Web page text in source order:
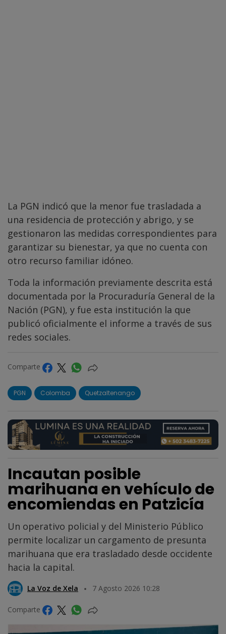
La PGN indicó que la menor fue trasladada a
una residencia de protección y abrigo, y se
gestionaron las medidas correspondientes para
garantizar su bienestar, ya que no cuenta con
otro recurso familiar idóneo.
Toda la información previamente descrita está
documentada por la Procuraduría General de la
Nación (PGN), y fue esta institución la que
publicó oficialmente el informe a través de sus
redes sociales.
Comparte
PGN Colomba Quetzaltenango
Incautan posible
marihuana en vehículo de
encomiendas en Patzicía
Un operativo policial y del Ministerio Público
permite localizar un cargamento de presunta
marihuana que era trasladado desde occidente
hacia la capital.
La Voz de Xela 7 Agosto 2026 10:28
Comparte